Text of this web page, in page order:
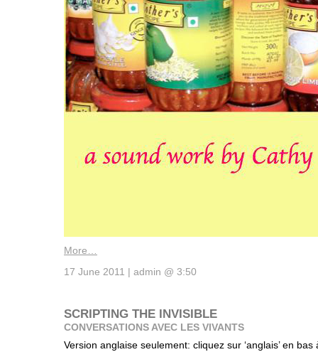
More…
17 June 2011 | admin @ 3:50
SCRIPTING THE INVISIBLE
CONVERSATIONS AVEC LES VIVANTS
Version anglaise seulement: cliquez sur ‘anglais’ en